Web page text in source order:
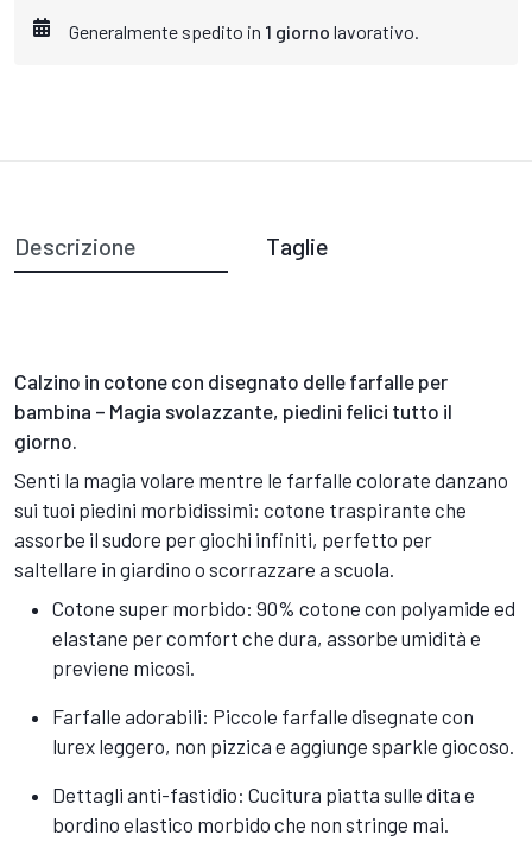
Generalmente spedito in 1 giorno lavorativo.
Descrizione Taglie
Calzino in cotone con disegnato delle farfalle per
bambina – Magia svolazzante, piedini felici tutto il
giorno.
Senti la magia volare mentre le farfalle colorate danzano
sui tuoi piedini morbidissimi: cotone traspirante che
assorbe il sudore per giochi infiniti, perfetto per
saltellare in giardino o scorrazzare a scuola.
Cotone super morbido: 90% cotone con polyamide ed
elastane per comfort che dura, assorbe umidità e
previene micosi.​
Farfalle adorabili: Piccole farfalle disegnate con
lurex leggero, non pizzica e aggiunge sparkle giocoso.​
Dettagli anti-fastidio: Cucitura piatta sulle dita e
bordino elastico morbido che non stringe mai.​